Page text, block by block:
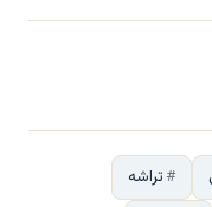
تراشه